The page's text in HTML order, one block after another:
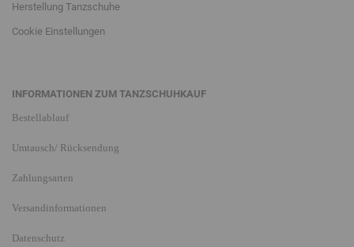
Herstellung Tanzschuhe
Cookie Einstellungen
INFORMATIONEN ZUM TANZSCHUHKAUF
Bestellablauf
Umtausch/ Rücksendung
Zahlungsarten
Versandinformationen
Datenschutz